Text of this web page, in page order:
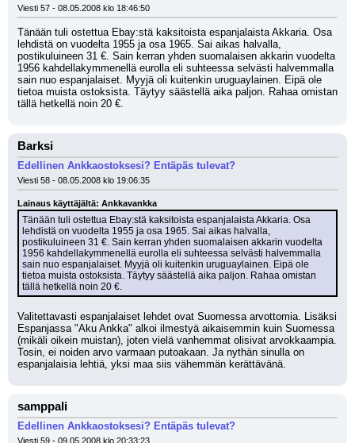
Viesti 57 - 08.05.2008 klo 18:46:50
Tänään tuli ostettua Ebay:stä kaksitoista espanjalaista Akkaria. Osa
lehdistä on vuodelta 1955 ja osa 1965. Sai aikas halvalla,
postikuluineen 31 €. Sain kerran yhden suomalaisen akkarin vuodelta
1956 kahdellakymmenellä eurolla eli suhteessa selvästi halvemmalla
sain nuo espanjalaiset. Myyjä oli kuitenkin uruguaylainen. Eipä ole
tietoa muista ostoksista. Täytyy säästellä aika paljon. Rahaa omistan
tällä hetkellä noin 20 €.
Barksi
Edellinen Ankkaostoksesi? Entäpäs tulevat?
Viesti 58 - 08.05.2008 klo 19:06:35
Lainaus käyttäjältä: Ankkavankka
Tänään tuli ostettua Ebay:stä kaksitoista espanjalaista Akkaria. Osa
lehdistä on vuodelta 1955 ja osa 1965. Sai aikas halvalla,
postikuluineen 31 €. Sain kerran yhden suomalaisen akkarin vuodelta
1956 kahdellakymmenellä eurolla eli suhteessa selvästi halvemmalla
sain nuo espanjalaiset. Myyjä oli kuitenkin uruguaylainen. Eipä ole
tietoa muista ostoksista. Täytyy säästellä aika paljon. Rahaa omistan
tällä hetkellä noin 20 €.
Valitettavasti espanjalaiset lehdet ovat Suomessa arvottomia. Lisäksi
Espanjassa "Aku Ankka" alkoi ilmestyä aikaisemmin kuin Suomessa
(mikäli oikein muistan), joten vielä vanhemmat olisivat arvokkaampia.
Tosin, ei noiden arvo varmaan putoakaan. Ja nythän sinulla on
espanjalaisia lehtiä, yksi maa siis vähemmän kerättävänä.
samppali
Edellinen Ankkaostoksesi? Entäpäs tulevat?
Viesti 59 - 09.05.2008 klo 20:33:23